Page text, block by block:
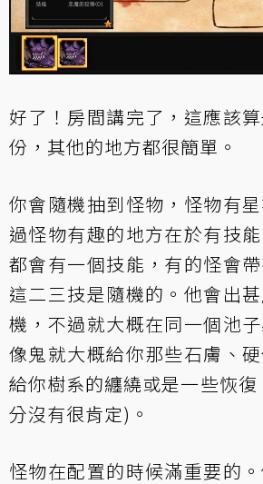
好了！房間講完了，這應該
份，其他的地方都很簡單。
你會隨機抽到怪物，怪物有
過怪物有趣的地方在於有技
都會有一個技能，有的怪會
這二三技是隨機的。他會出
機，不過就大概在同一個池
像鬼就大概給你那些石膚、
給你樹系的纏繞或是一些恢
分沒有很肯定)。
怪物在配置的時候滿重要的